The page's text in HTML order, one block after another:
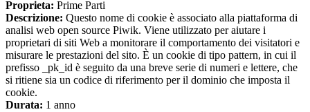
Proprieta: Prime Parti
Descrizione: Questo nome di cookie è associato alla piattaforma di
analisi web open source Piwik. Viene utilizzato per aiutare i
proprietari di siti Web a monitorare il comportamento dei visitatori e
misurare le prestazioni del sito. È un cookie di tipo pattern, in cui il
prefisso _pk_id è seguito da una breve serie di numeri e lettere, che
si ritiene sia un codice di riferimento per il dominio che imposta il
cookie.
Durata: 1 anno